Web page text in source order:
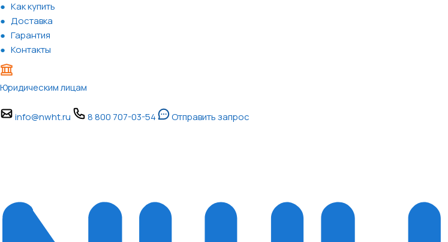
Как купить
Доставка
Гарантия
Контакты
Юридическим лицам
info@nwht.ru 8 800 707-03-54 Отправить запрос